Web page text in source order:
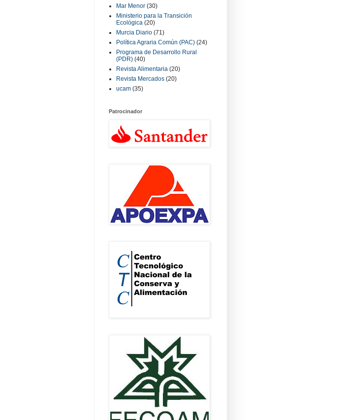
Mar Menor (30)
Ministerio para la Transición
Ecológica (20)
Murcia Diario (71)
Política Agraria Común (PAC) (24)
Programa de Desarrollo Rural
(PDR) (40)
Revista Alimentaria (20)
Revista Mercados (20)
ucam (35)
Patrocinador